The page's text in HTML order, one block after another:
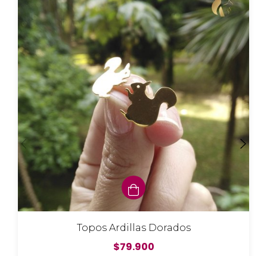
Topos Ardillas Dorados
$79.900